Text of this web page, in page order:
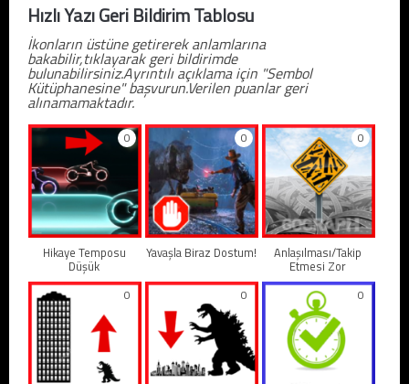
Hızlı Yazı Geri Bildirim Tablosu
İkonların üstüne getirerek anlamlarına
bakabilir,tıklayarak geri bildirimde
bulunabilirsiniz.Ayrıntılı açıklama için "Sembol
Kütüphanesine" başvurun.Verilen puanlar geri
alınamamaktadır.
0
Hikaye Temposu
Düşük
0
Yavaşla Biraz Dostum!
0
Anlaşılması/Takip
Etmesi Zor
0 0 0